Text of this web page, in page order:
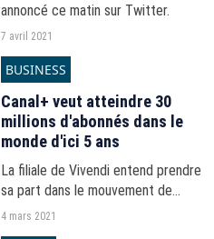
annoncé ce matin sur Twitter.
7 avril 2021
BUSINESS
Canal+ veut atteindre 30
millions d'abonnés dans le
monde d'ici 5 ans
La filiale de Vivendi entend prendre
sa part dans le mouvement de
consolidation en cours dans les
4 mars 2021